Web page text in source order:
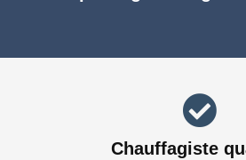
Chauffagiste